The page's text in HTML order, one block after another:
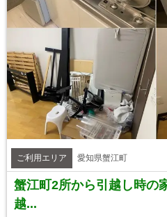
ご利用エリア 愛知県蟹江町
蟹江町2所から引越し時の
越...